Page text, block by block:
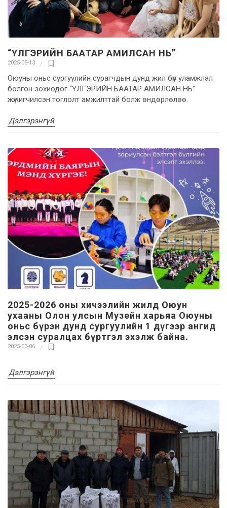
“ҮЛГЭРИЙН БААТАР АМИЛСАН НЬ”
2025-05-13
Оюуны оньс сургуулийн сурагчдын дунд жил бүр уламжлал
болгон зохиодог “ҮЛГЭРИЙН БААТАР АМИЛСАН НЬ”
жүжигчилсэн тоглолт амжилттай болж өндөрлөлөө.
Дэлгэрэнгүй
2025-2026 оны хичээлийн жилд Оюун
ухааны Олон улсын Музейн харьяа Оюуны
оньс бүрэн дунд сургуулийн 1 дүгээр ангид
элсэн суралцах бүртгэл эхэлж байна.
2025-03-06
Дэлгэрэнгүй